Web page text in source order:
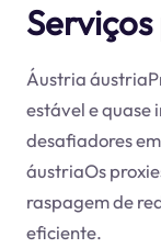
Áustria
estável e
desafiadores
áustriaOs
raspagem de
eficiente.